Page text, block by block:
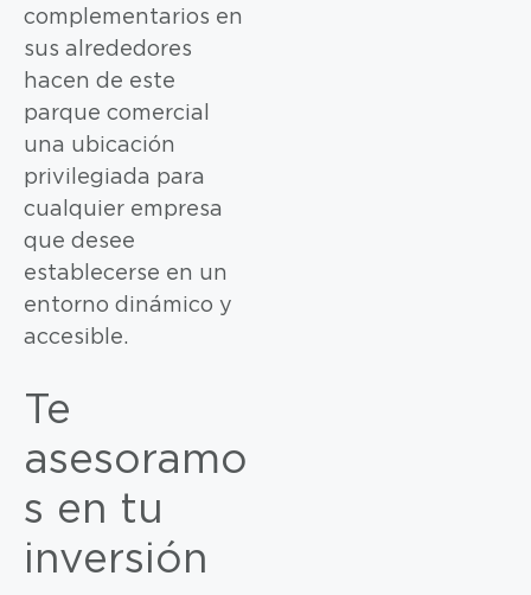
complementarios en
sus alrededores
hacen de este
parque comercial
una ubicación
privilegiada para
cualquier empresa
que desee
establecerse en un
entorno dinámico y
accesible.
Te
asesoramo
s en tu
inversión